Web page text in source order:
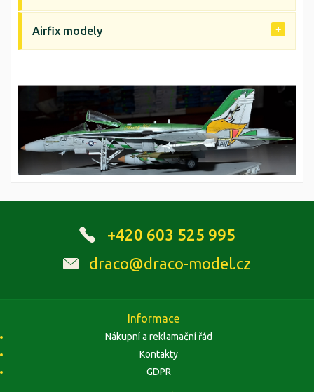
Airfix modely
+420 603 525 995
draco@draco-model.cz
Informace
Nákupní a reklamační řád
Kontakty
GDPR